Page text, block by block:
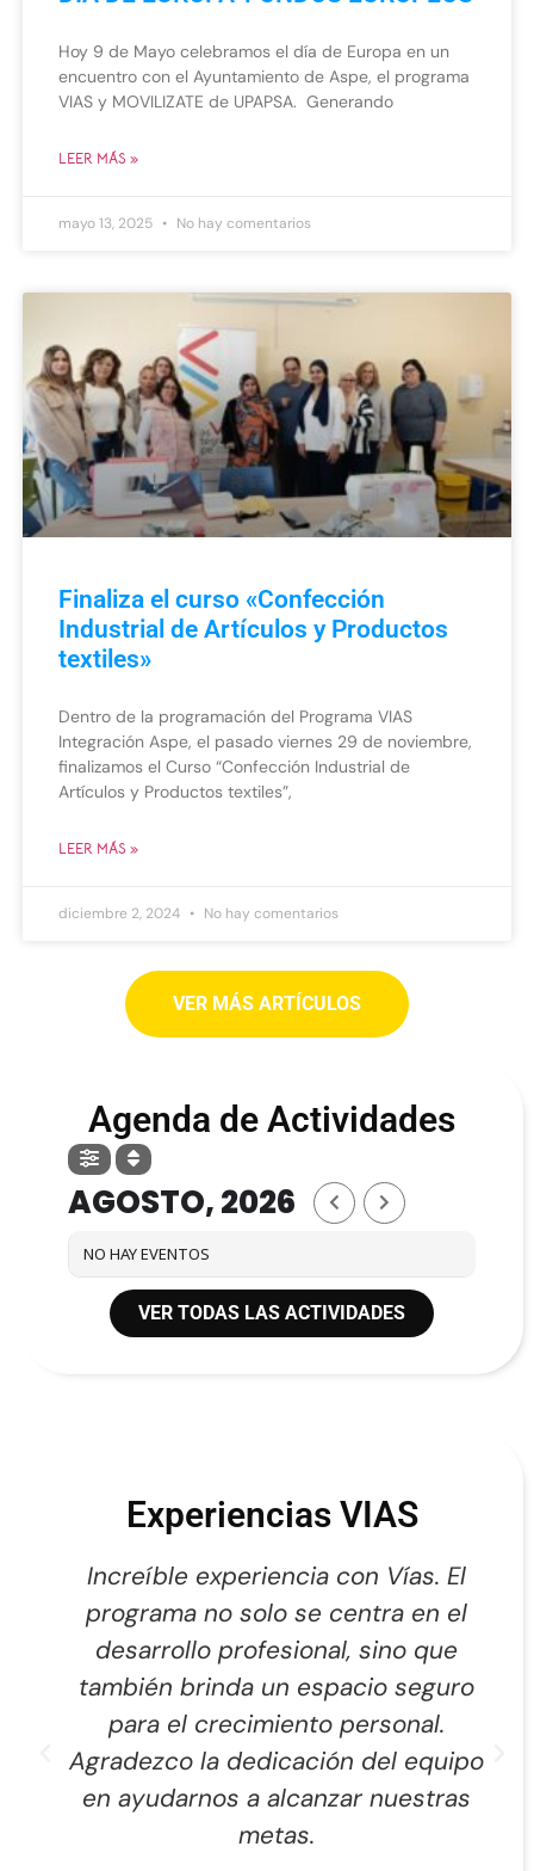
Hoy 9 de Mayo celebramos el día de Europa en un
encuentro con el Ayuntamiento de Aspe, el programa
VIAS y MOVILIZATE de UPAPSA. Generando
LEER MÁS »
mayo 13, 2025 No hay comentarios
Finaliza el curso «Confección
Industrial de Artículos y Productos
textiles»
Dentro de la programación del Programa VIAS
Integración Aspe, el pasado viernes 29 de noviembre,
finalizamos el Curso “Confección Industrial de
Artículos y Productos textiles”,
LEER MÁS »
diciembre 2, 2024 No hay comentarios
VER MÁS ARTÍCULOS
Agenda de Actividades
AGOSTO, 2026
NO HAY EVENTOS
VER TODAS LAS ACTIVIDADES
Experiencias VIAS
Increíble experiencia con Vías. El
programa no solo se centra en el
desarrollo profesional, sino que
también brinda un espacio seguro
para el crecimiento personal.
Agradezco la dedicación del equipo
en ayudarnos a alcanzar nuestras
metas.